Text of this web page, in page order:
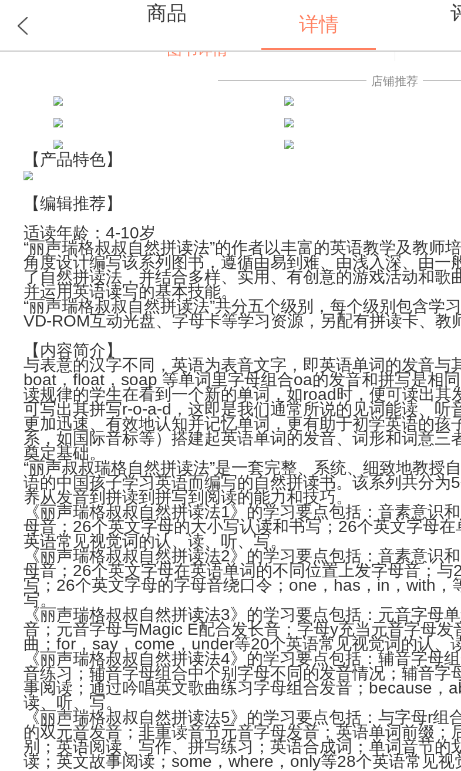
商品 详情
图书详情
店铺推荐
【产品特色】
【编辑推荐】
适读年龄：4-10岁
“丽声瑞格叔叔自然拼读法”的作者以丰富的英语教学及教师
角度设计编写该系列图书，遵循由易到难、由浅入深、由
了自然拼读法，并结合多样、实用、有创意的游戏活动和
并运用英语读写的基本技能。
“丽声瑞格叔叔自然拼读法”共分五个级别，每个级别包含学
VD-ROM互动光盘、字母卡等学习资源，另配有拼读卡、教
【内容简介】
与表意的汉字不同，英语为表音文字，即英语单词的发音与
boat，float，soap 等单词里字母组合oa的发音和拼写是相
读规律的学生在看到一个新的单词，如road时，便可读出
可写出其拼写r-o-a-d，这即是我们通常所说的见词能读、
更加迅速、有效地认知并记忆单词，更有助于初学英语的
系，如国际音标等）搭建起英语单词的发音、词形和词意
奠定基础。
“丽声叔叔瑞格自然拼读法”是一套完整、系统、细致地教授
语的中国孩子学习英语而编写的自然拼读书。该系列共分
养从发音到拼读到拼写到阅读的能力和技巧。
《丽声瑞格叔叔自然拼读法1》的学习要点包括：音素意识
母音；26个英文字母的大小写认读和书写；26个英文字母
英语常见视觉词的认、读、听、写。
《丽声瑞格叔叔自然拼读法2》的学习要点包括：音素意识
母音；26个英文字母在英语单词的不同位置上发字母音；
写；26个英文字母的字母音绕口令；one，has，in，with，
写。
《丽声瑞格叔叔自然拼读法3》的学习要点包括：元音字母
音；元音字母与Magic E配合发长音；字母y充当元音字母
曲；for，say，come，under等20个英语常见视觉词的认、
《丽声瑞格叔叔自然拼读法4》的学习要点包括：辅音字母
音练习；辅音字母组合中个别字母不同的发音情况；辅音
事阅读；通过吟唱英文歌曲练习字母组合发音；because，
读、听、写。
《丽声瑞格叔叔自然拼读法5》的学习要点包括：与字母r
的双元音发音；非重读音节元音字母发音；英语单词前缀
别；英语阅读、写作、拼写练习；英语合成词；单词音节的
读；英文故事阅读；some，where，only等28个英语常见视